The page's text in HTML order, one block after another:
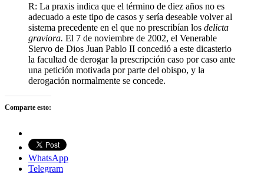
R: La praxis indica que el término de diez años no es
adecuado a este tipo de casos y sería deseable volver al
sistema precedente en el que no prescribían los delicta
graviora. El 7 de noviembre de 2002, el Venerable
Siervo de Dios Juan Pablo II concedió a este dicasterio
la facultad de derogar la prescripción caso por caso ante
una petición motivada por parte del obispo, y la
derogación normalmente se concede.
Comparte esto:
WhatsApp
Telegram